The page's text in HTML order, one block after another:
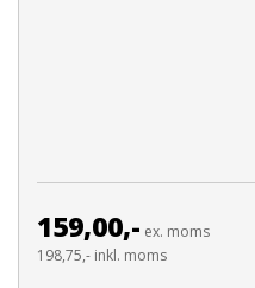
159,00,- ex. moms
198,75,- inkl. moms